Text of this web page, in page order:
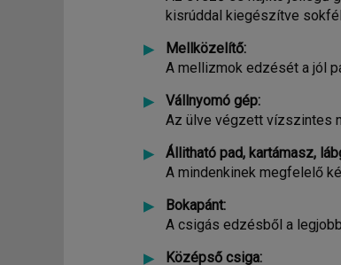
kisrúddal kiegészítve
Mellközelítő:
A mellizmok edzését a jól
Vállnyomó gép:
Az ülve végzett vízszintes
Állitható pad, kartámasz,
A mindenkinek megfelelő
Bokapánt:
A csigás edzésből a
Középső csiga: